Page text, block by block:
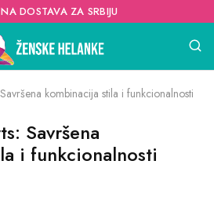
DOSTAVA ZA SRBIJU
kombinacija stila i funkcionalnosti
Savršena
i funkcionalnosti